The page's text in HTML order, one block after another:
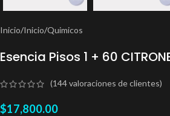
Inicio/Inicio/Quimicos
Esencia Pisos 1 + 60
(144valoraciones de clientes)
$17,800.00